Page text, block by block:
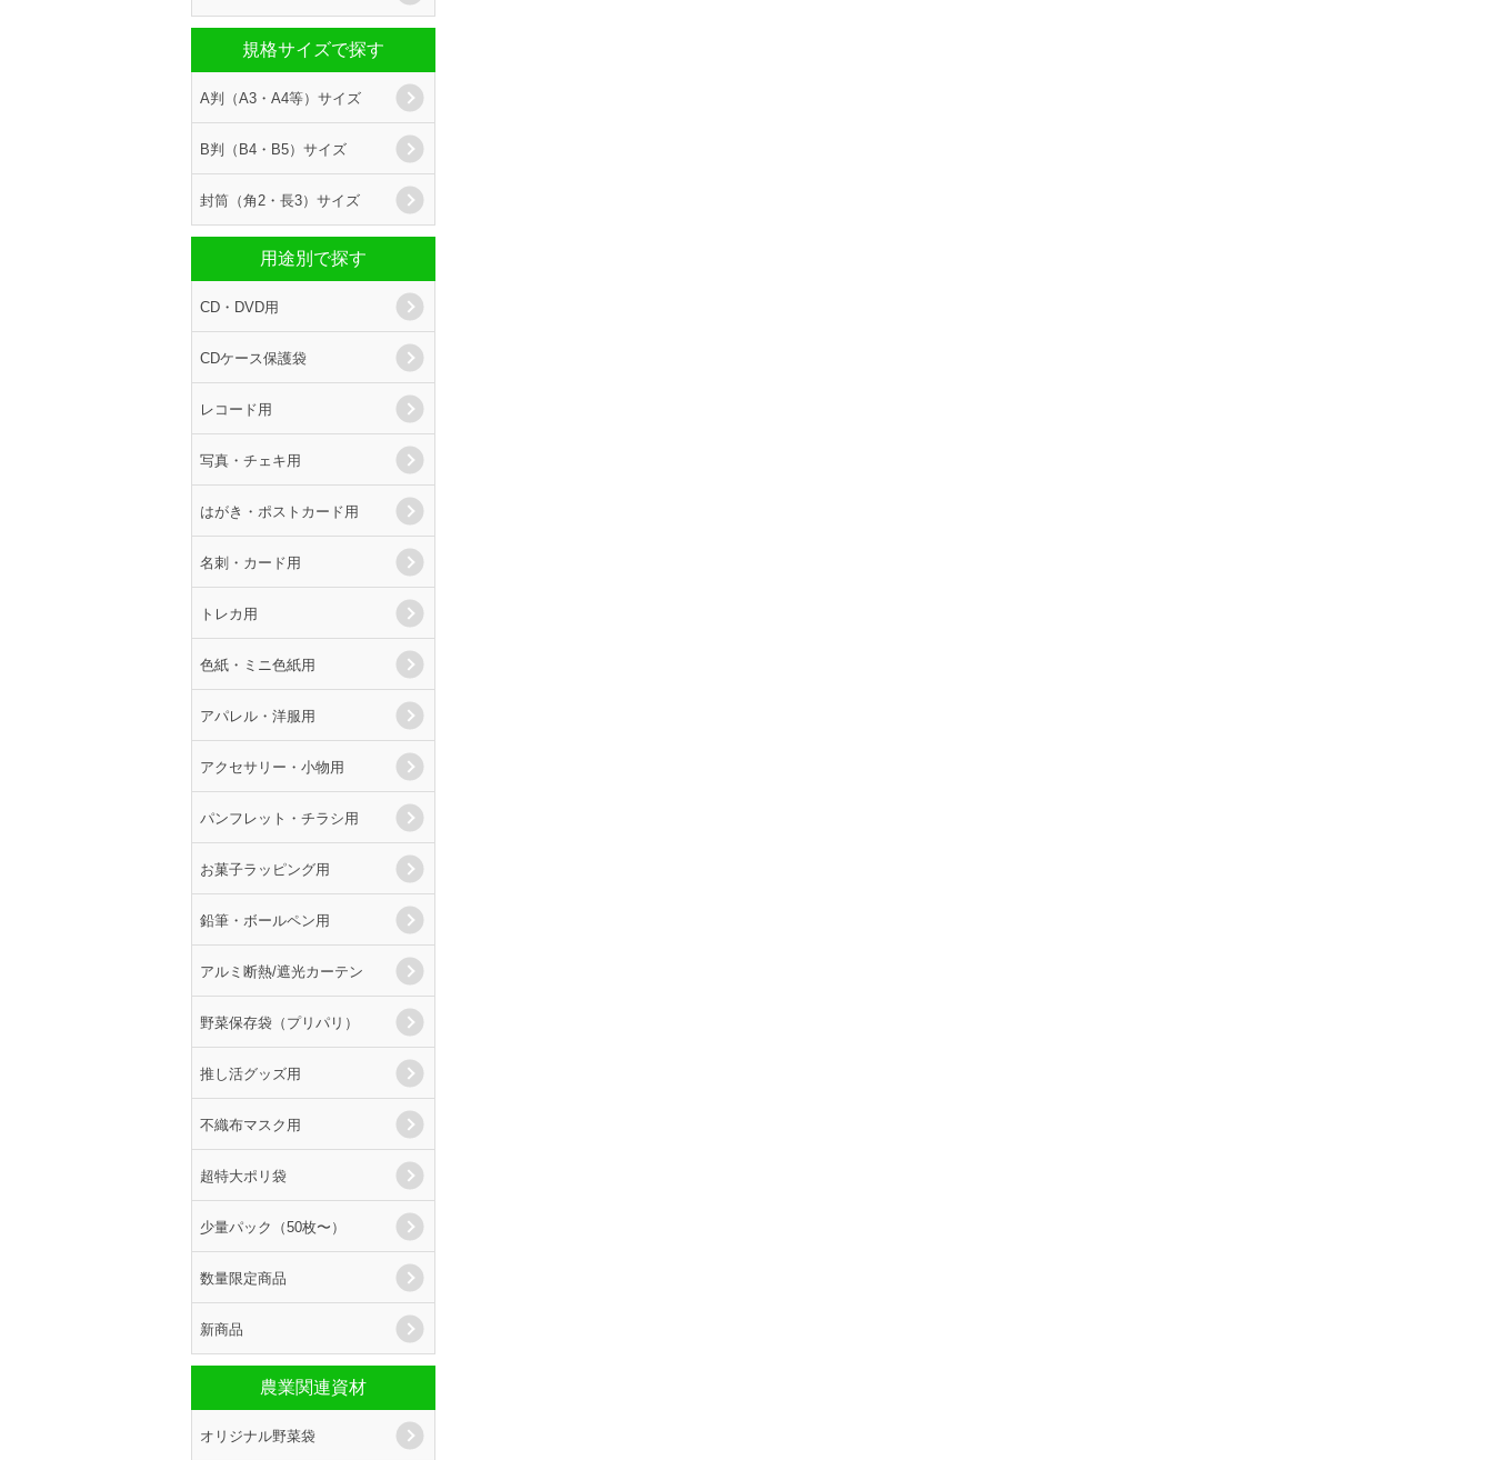
規格サイズで探す
A判（A3・A4等）サイズ
B判（B4・B5）サイズ
封筒（角2・長3）サイズ
用途別で探す
CD・DVD用
CDケース保護袋
レコード用
写真・チェキ用
はがき・ポストカード用
名刺・カード用
トレカ用
色紙・ミニ色紙用
アパレル・洋服用
アクセサリー・小物用
パンフレット・チラシ用
お菓子ラッピング用
鉛筆・ボールペン用
アルミ断熱/遮光カーテン
野菜保存袋（プリパリ）
推し活グッズ用
不織布マスク用
超特大ポリ袋
少量パック（50枚〜）
数量限定商品
新商品
農業関連資材
オリジナル野菜袋